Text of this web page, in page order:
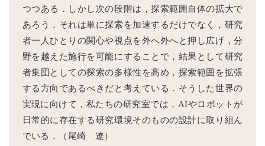
つつある．しかし次の段階は，探索範囲自体の拡大で
あろう．それは単に探索を加速するだけでなく，研究
者一人ひとりの関心や視点を外へ外へと押し広げ，分
野を越えた施行を可能にすることで，結果として研究
者集団としての探索の多様性を高め，探索範囲を拡張
する方向であるべきだと考えている．そうした世界の
実現に向けて，私たちの研究室では，AIやロボットが
日常的に存在する研究環境そのものの設計に取り組ん
でいる．（尾崎 遼）